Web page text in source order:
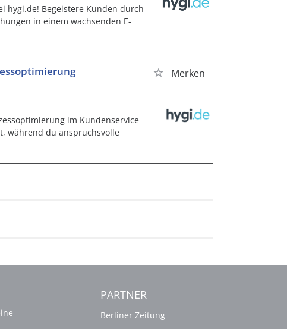
hygi.de! Begeistere Kunden durch
in einem wachsenden E-
Merken
im Kundenservice
während du anspruchsvolle
PARTNER
Berliner Zeitung